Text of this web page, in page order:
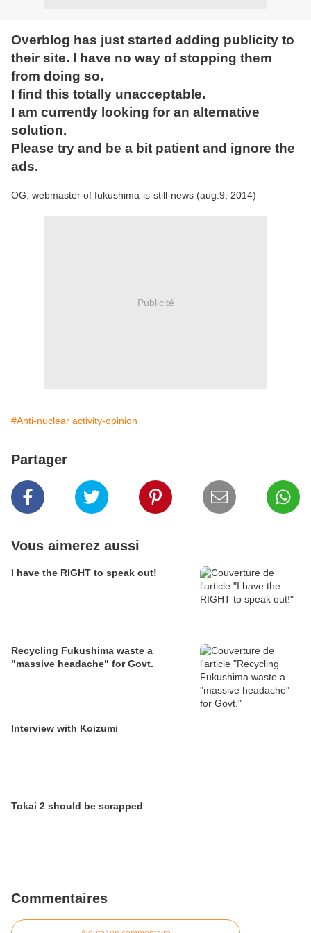
Overblog has just started adding publicity to
their site. I have no way of stopping them
from doing so.
I find this totally unacceptable.
I am currently looking for an alternative
solution.
Please try and be a bit patient and ignore the
ads.
OG. webmaster of fukushima-is-still-news (aug.9, 2014)
Publicité
#Anti-nuclear activity-opinion
Partager
Vous aimerez aussi
I have the RIGHT to speak out!
Recycling Fukushima waste a
"massive headache" for Govt.
Interview with Koizumi
Tokai 2 should be scrapped
Commentaires